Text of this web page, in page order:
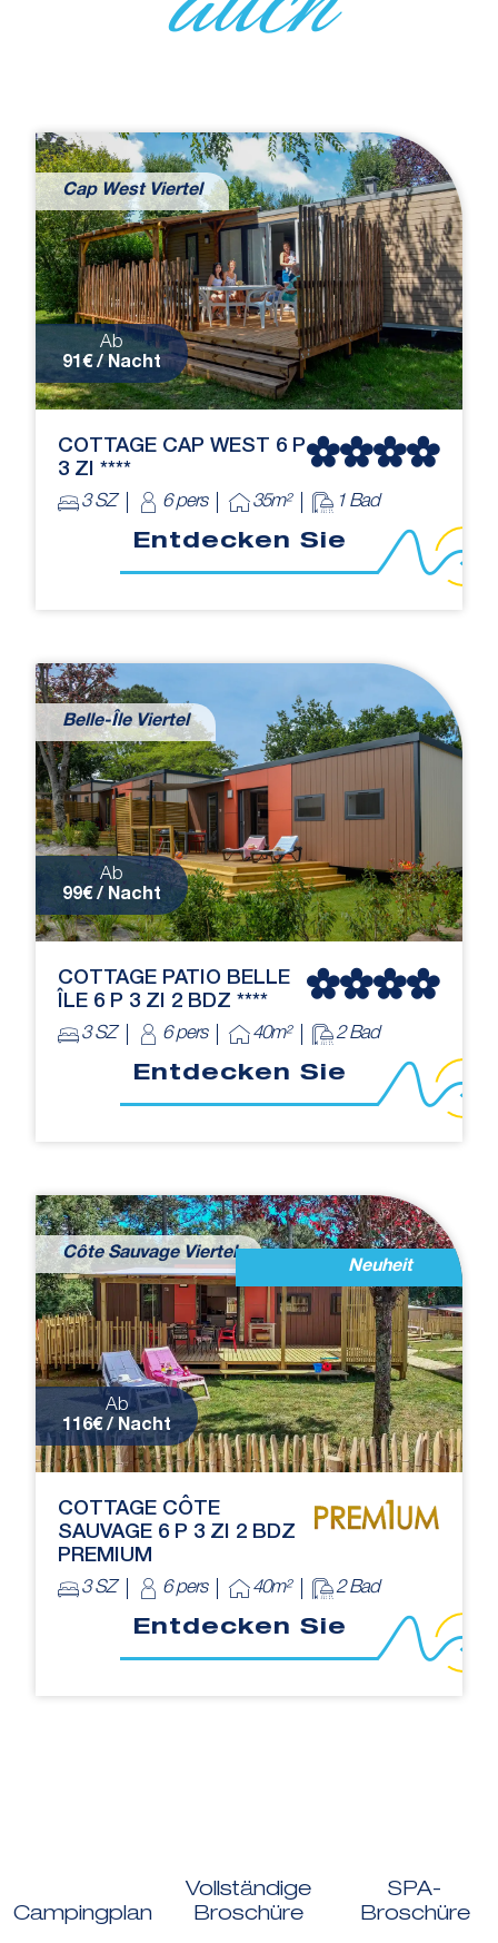
Cap West Viertel
Ab
91€ / Nacht
COTTAGE CAP WEST 6 P
3 ZI ****
3 SZ 6 pers 35m² 1 Bad
Entdecken Sie
Belle-Île Viertel
Ab
99€ / Nacht
COTTAGE PATIO BELLE
ÎLE 6 P 3 ZI 2 BDZ ****
3 SZ 6 pers 40m² 2 Bad
Entdecken Sie
Côte Sauvage Viertel
Neuheit
Ab
116€ / Nacht
COTTAGE CÔTE
SAUVAGE 6 P 3 ZI 2 BDZ
PREMIUM
3 SZ 6 pers 40m² 2 Bad
Entdecken Sie
Campingplan
Vollständige
Broschüre
SPA-
Broschüre